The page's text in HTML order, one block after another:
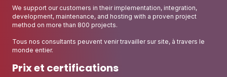
We support our customers in their implementation, integration,
development, maintenance, and hosting with a proven project
method on more than 800 projects.
Tous nos consultants peuvent venir travailler sur site, à travers le
monde entier.
Prix et certifications